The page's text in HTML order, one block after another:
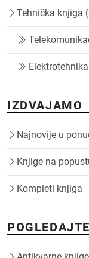
Tehnička knjiga
Elektrotehnika
IZDVAJAMO
Najnovije u
Knjige na
Kompleti knjiga